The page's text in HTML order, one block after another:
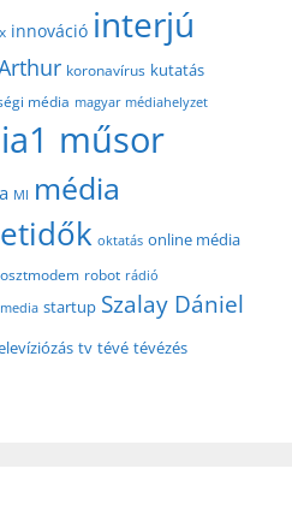
innováció interjú
koronavírus kutatás
média magyar médiahelyzet
műsor
MI média
oktatás online média
robot rádió
startup Szalay Dániel
tv tévé tévézés